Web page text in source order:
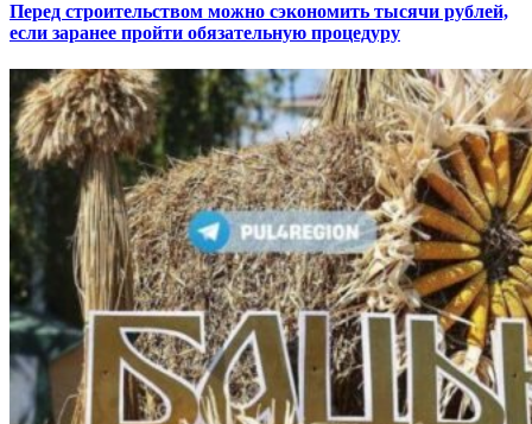
Перед строительством можно сэкономить тысячи рублей,
если заранее пройти обязательную процедуру